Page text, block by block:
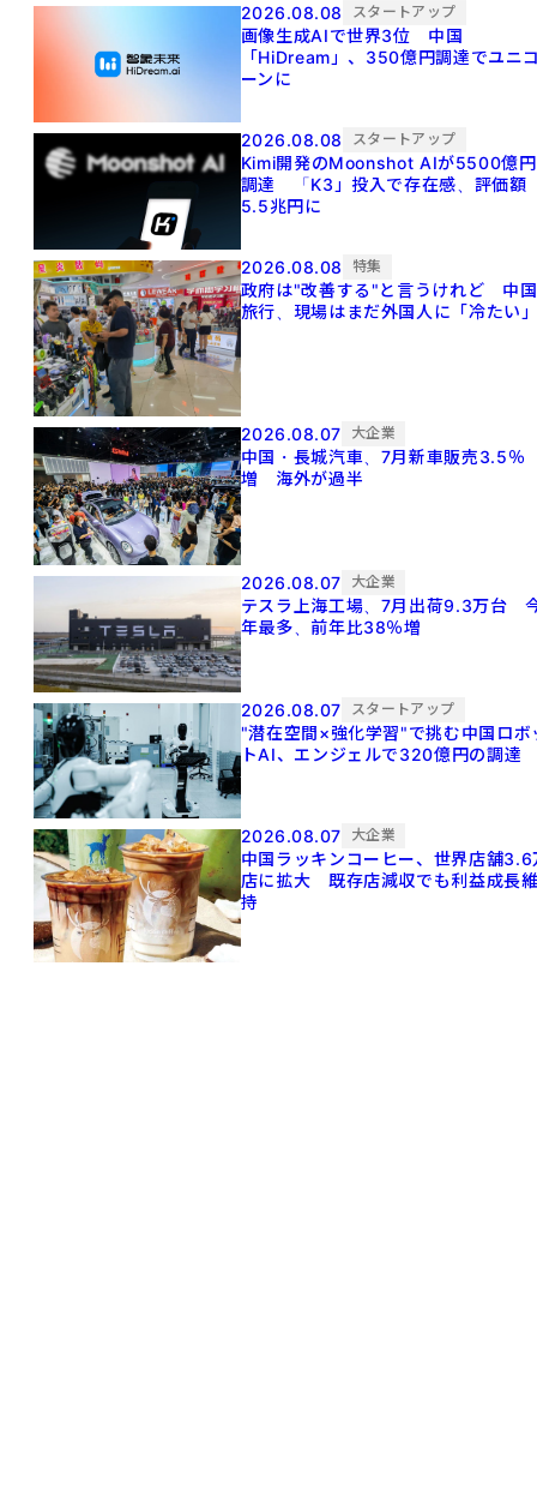
2026.08.08 スタートアップ
画像生成AIで世界3位 中国
「HiDream」、350億円調達でユニ
ーンに
2026.08.08 スタートアップ
Kimi開発のMoonshot AIが5500億円
調達 「K3」投入で存在感、評価額
5.5兆円に
2026.08.08 特集
政府は"改善する"と言うけれど 中国
旅行、現場はまだ外国人に「冷たい
2026.08.07 大企業
中国・長城汽車、7月新車販売3.5％
増 海外が過半
2026.08.07 大企業
テスラ上海工場、7月出荷9.3万台
年最多、前年比38％増
2026.08.07 スタートアップ
"潜在空間×強化学習"で挑む中国ロボ
トAI、エンジェルで320億円の調達
2026.08.07 大企業
中国ラッキンコーヒー、世界店舗3.6
店に拡大 既存店減収でも利益成長
持